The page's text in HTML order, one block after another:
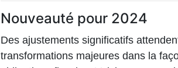
Nouveauté pour 2024
Des ajustements significatifs
transformations majeures dans la